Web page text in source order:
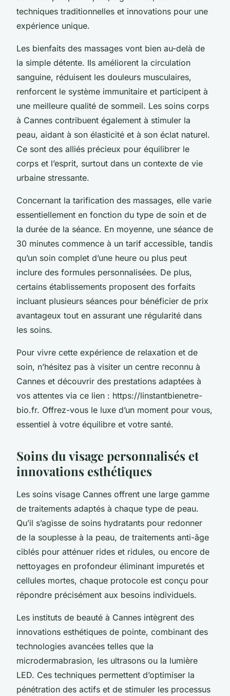
techniques traditionnelles et innovations pour une
expérience unique.
Les bienfaits des massages vont bien au-delà de
la simple détente. Ils améliorent la circulation
sanguine, réduisent les douleurs musculaires,
renforcent le système immunitaire et participent à
une meilleure qualité de sommeil. Les soins corps
à Cannes contribuent également à stimuler la
peau, aidant à son élasticité et à son éclat naturel.
Ce sont des alliés précieux pour équilibrer le
corps et l’esprit, surtout dans un contexte de vie
urbaine stressante.
Concernant la tarification des massages, elle varie
essentiellement en fonction du type de soin et de
la durée de la séance. En moyenne, une séance de
30 minutes commence à un tarif accessible, tandis
qu’un soin complet d’une heure ou plus peut
inclure des formules personnalisées. De plus,
certains établissements proposent des forfaits
incluant plusieurs séances pour bénéficier de prix
avantageux tout en assurant une régularité dans
les soins.
Pour vivre cette expérience de relaxation et de
soin, n’hésitez pas à visiter un centre reconnu à
Cannes et découvrir des prestations adaptées à
vos attentes via ce lien : https://linstantbienetre-
bio.fr. Offrez-vous le luxe d’un moment pour vous,
essentiel à votre équilibre et votre santé.
Soins du visage personnalisés et
innovations esthétiques
Les soins visage Cannes offrent une large gamme
de traitements adaptés à chaque type de peau.
Qu’il s’agisse de soins hydratants pour redonner
de la souplesse à la peau, de traitements anti-âge
ciblés pour atténuer rides et ridules, ou encore de
nettoyages en profondeur éliminant impuretés et
cellules mortes, chaque protocole est conçu pour
répondre précisément aux besoins individuels.
Les instituts de beauté à Cannes intègrent des
innovations esthétiques de pointe, combinant des
technologies avancées telles que la
microdermabrasion, les ultrasons ou la lumière
LED. Ces techniques permettent d’optimiser la
pénétration des actifs et de stimuler les processus